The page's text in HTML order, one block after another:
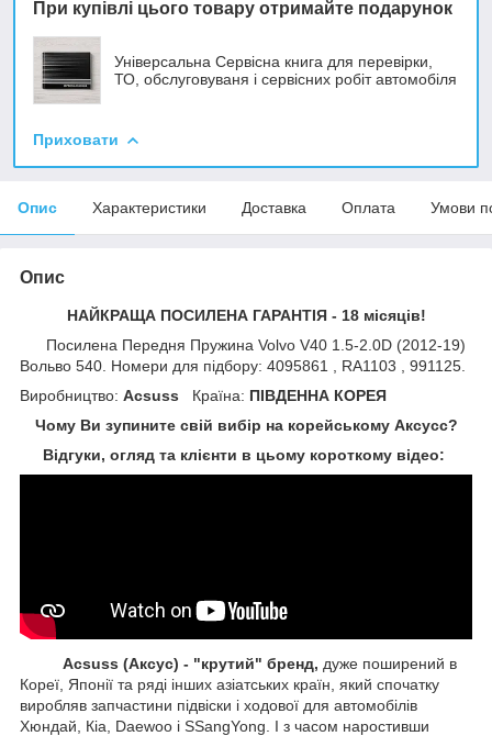
При купівлі цього товару отримайте подарунок
Універсальна Сервісна книга для перевірки,
ТО, обслуговуваня і сервісних робіт автомобіля
Приховати
Опис Характеристики Доставка Оплата Умови
Опис
НАЙКРАЩА ПОСИЛЕНА ГАРАНТІЯ - 18 місяців!
Посилена Передня Пружина Volvo V40 1.5-2.0D (2012-19)
Вольво 540. Номери для підбору: 4095861 , RA1103 , 991125.
Виробництво: Acsuss Країна: ПІВДЕННА КОРЕЯ
Чому Ви зупините свій вибір на корейському Аксусс?
Відгуки, огляд та клієнти в цьому короткому відео:
Acsuss (Аксус) - "крутий" бренд, дуже поширений в
Кореї, Японії та ряді інших азіатських країн, який спочатку
виробляв запчастини підвіски і ходової для автомобілів
Хюндай, Кіа, Daewoo і SSangYong. І з часом наростивши